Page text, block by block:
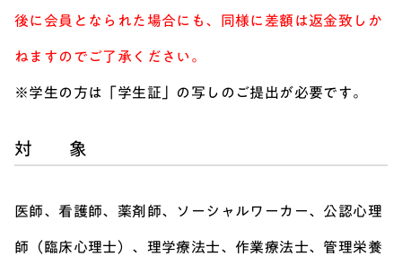
後に会員となられた場合にも、同様に差額は返金致しか
ねますのでご了承ください。
※学生の方は「学生証」の写しのご提出が必要です。
対 象
医師、看護師、薬剤師、ソーシャルワーカー、公認心理
師（臨床心理士）、理学療法士、作業療法士、管理栄養